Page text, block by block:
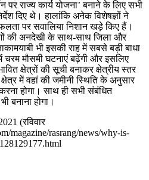
पर राज्य कार्य योजना’ बनाने के लिए सभी
दिए थे। हालांकि अनेक विशेषज्ञों ने
पर सवालिया निशान खड़े किए हैं।
की अनदेखी के साथ-साथ जिला और
भी इसकी राह में सबसे बड़ी बाधा
मौसमी घटनाएं बढ़ेंगी और इसलिए
क्षेत्रों की सूची बनाकर क्षेत्रीय स्तर
में वहां की जमीनी स्थिति के अनुसार
होगा। साथ ही सभी संबंधित
बनाना होगा।
(रविवार
magazine/rasrang/news/why-is-